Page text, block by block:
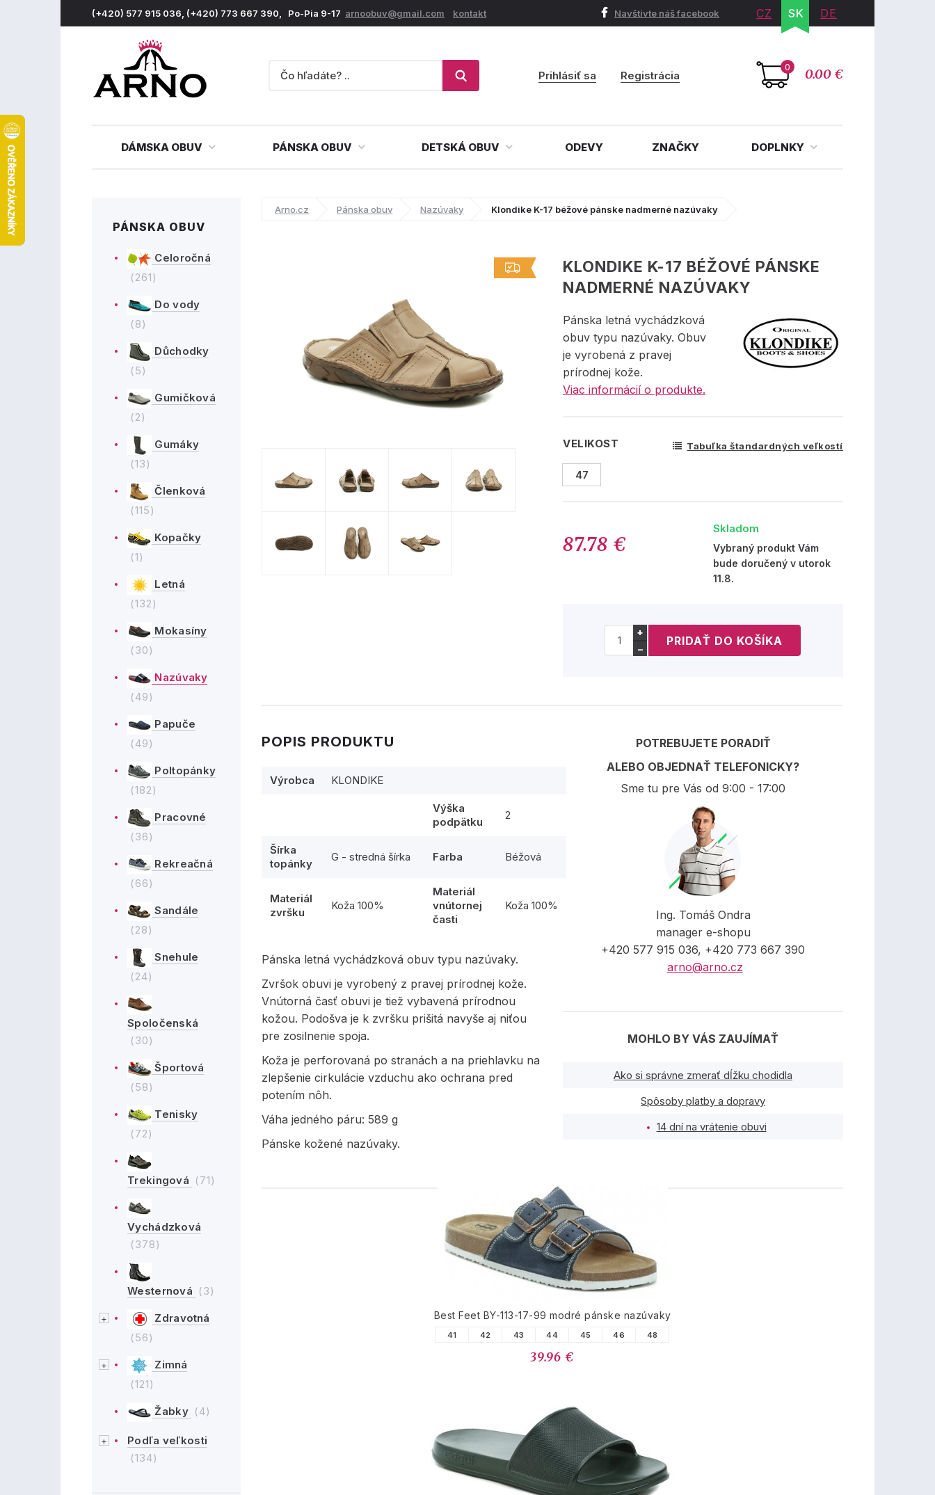
(+420) 577 915 036, (+420) 773 667 390, Po-Pia 9-17 arnoobuv@gmail.com kontakt Navštívte náš facebook CZ SK DE
0 0.00 €
Prihlásiť sa Registrácia
DÁMSKA OBUV PÁNSKA OBUV DETSKÁ OBUV ODEVY ZNAČKY DOPLNKY
PÁNSKA OBUV
Celoročná
(261)
Do vody
(8)
Důchodky
(5)
Gumičková
(2)
Gumáky
(13)
Členková
(115)
Kopačky
(1)
Letná
(132)
Mokasíny
(30)
Nazúvaky
(49)
Papuče
(49)
Poltopánky
(182)
Pracovné
(36)
Rekreačná
(66)
Sandále
(28)
Snehule
(24)
Spoločenská
(30)
Športová
(58)
Tenisky
(72)
Trekingová (71)
Vychádzková
(378)
Westernová (3)
Zdravotná
(56)
Zimná
(121)
Žabky (4)
Podľa veľkosti
(134)
Arno.cz Pánska obuv Nazúvaky Klondike K-17 béžové pánske nadmerné nazúvaky
KLONDIKE K-17 BÉŽOVÉ PÁNSKE
NADMERNÉ NAZÚVAKY
Pánska letná vychádzková
obuv typu nazúvaky. Obuv
je vyrobená z pravej
prírodnej kože.
Viac informácií o produkte.
VELIKOST Tabuľka štandardných veľkostí
47
87.78 €
Skladom
Vybraný produkt Vám
bude doručený v utorok
11.8.
+
−
POPIS PRODUKTU
Výrobca KLONDIKE
Výška
podpätku
2
Šírka
topánky
G - stredná šírka Farba Béžová
Materiál
zvršku
Koža 100%
Materiál
vnútornej
časti
Koža 100%
Pánska letná vychádzková obuv typu nazúvaky.
Zvršok obuvi je vyrobený z pravej prírodnej kože.
Vnútorná časť obuvi je tiež vybavená prírodnou
kožou. Podošva je k zvršku prišitá navyše aj niťou
pre zosilnenie spoja.
Koža je perforovaná po stranách a na priehlavku na
zlepšenie cirkulácie vzduchu ako ochrana pred
potením nôh.
Váha jedného páru: 589 g
Pánske kožené nazúvaky.
POTREBUJETE PORADIŤ
ALEBO OBJEDNAŤ TELEFONICKY?
Sme tu pre Vás od 9:00 - 17:00
Ing. Tomáš Ondra
manager e-shopu
+420 577 915 036, +420 773 667 390
arno@arno.cz
MOHLO BY VÁS ZAUJÍMAŤ
Ako si správne zmerať dĺžku chodidla
Spôsoby platby a dopravy
14 dní na vrátenie obuvi
PODOBNÉ PRODUKTY
Best Feet BY-113-17-99 modré pánske nazúvaky
41 42 43 44 45 46 48
39.96 €